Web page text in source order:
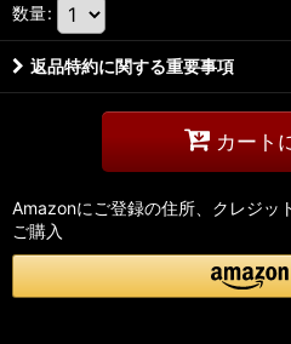
数量:
返品特約に関する重要事項
カート
Amazonにご登録の住所、クレジッ
ご購入